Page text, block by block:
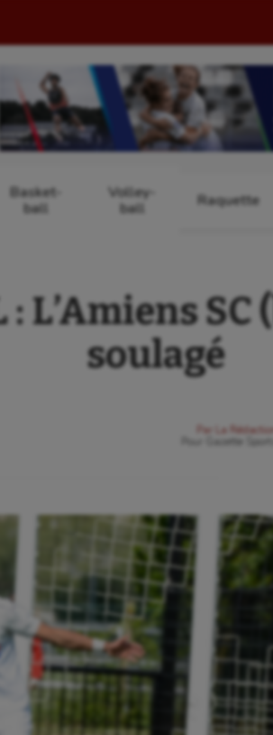
Basket-
ball
Volley-
ball
Raquette
: L’Amiens
soulagé
Par
La
Gazette Sports